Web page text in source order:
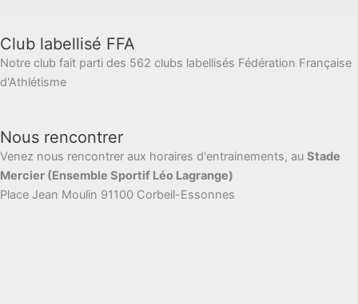
Club labellisé FFA
Notre club fait parti des 562 clubs labellisés Fédération Française
d'Athlétisme
Nous rencontrer
Venez nous rencontrer aux horaires d'entrainements, au Stade
Mercier (Ensemble Sportif Léo Lagrange)
Place Jean Moulin 91100 Corbeil-Essonnes